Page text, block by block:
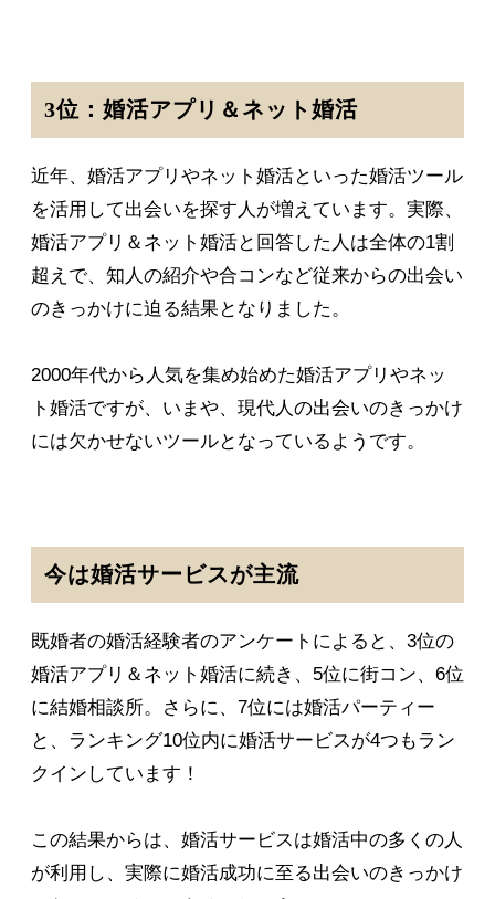
3位：婚活アプリ＆ネット婚活
近年、婚活アプリやネット婚活といった婚活ツール
を活用して出会いを探す人が増えています。実際、
婚活アプリ＆ネット婚活と回答した人は全体の1割
超えで、知人の紹介や合コンなど従来からの出会い
のきっかけに迫る結果となりました。
2000年代から人気を集め始めた婚活アプリやネッ
ト婚活ですが、いまや、現代人の出会いのきっかけ
には欠かせないツールとなっているようです。
今は婚活サービスが主流
既婚者の婚活経験者のアンケートによると、3位の
婚活アプリ＆ネット婚活に続き、5位に街コン、6位
に結婚相談所。さらに、7位には婚活パーティー
と、ランキング10位内に婚活サービスが4つもラン
クインしています！
この結果からは、婚活サービスは婚活中の多くの人
が利用し、実際に婚活成功に至る出会いのきっかけ